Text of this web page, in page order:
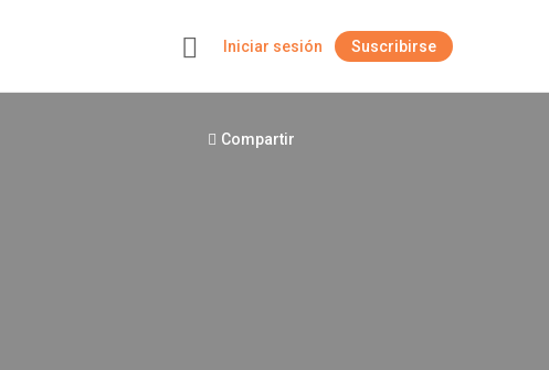
Iniciar sesión Suscribirse
Compartir